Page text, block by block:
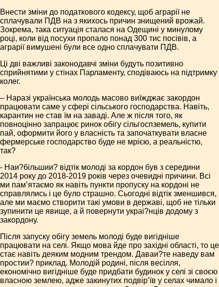
Внести зміни до податкового кодексу, щоб аграрії не
сплачували ПДВ на з якихось причин знищений врожай.
Зокрема, така ситуація сталася на Одещині у минулому
році, коли від посухи пропало понад 300 тис посівів, а
аграрії вимушені були все одно сплачувати ПДВ.
Ці дві важливі законодавчі зміни будуть позитивно
сприйнятими у стінах Парламенту, сподіваюсь на підтримку
колег.
– Наразі українська молодь масово виїжджає закордон
працювати саме у сфері сільського господарства. Навіть,
карантин не став їм на заваді. Але ж після того, як
повноцінно запрацює ринок обігу сільгоспземель, купити
пай, оформити його у власність та започаткувати власне
фермерське господарство буде не мрією, а реальністю,
так?
- Наи?більшии? відтік молоді за кордон був з середини
2014 року до 2018-2019 років через очевидні причини. Всі
ми пам’ятаємо як навіть пункти пропуску на кордоні не
справлялись і це було страшно. Сьогодні відтік зменшився,
але ми маємо створити такі умови в державі, щоб не тільки
зупинити це явище, а й повернути украі?нців додому з
закордону.
Після запуску обігу земель молоді буде вигідніше
працювати на селі. Якщо мова йде про західні області, то це
стає навіть деяким модним трендом. Даваи?те наведу вам
простии? приклад. Молодій родині, після весілля,
економічно вигідніше буде придбати будинок у селі зі своєю
власною землею, адже закинутих подвір’їв у селах чимало і